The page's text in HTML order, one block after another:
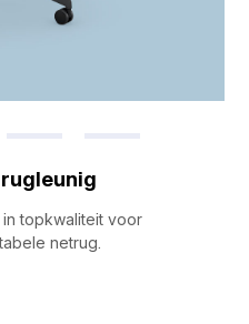
topkwaliteit voor
netrug.